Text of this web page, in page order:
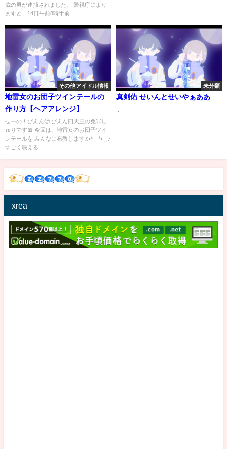
歳の男が逮捕されました。 警視庁により
ますと、14日午前8時半前...
その他アイドル情報
地雷女のお団子ツインテールの
作り方【ヘアアレンジ】
せーの！ぴえん🥺 ぴえん四天王の免罪し
ゅりです🎀 今回は、地雷女のお団子ツイ
ンテールを みんなに布教します♫•*¨*•.¸¸♪
すごく映える...
未分類
真剣佑 せいんとせいやぁああ
xrea